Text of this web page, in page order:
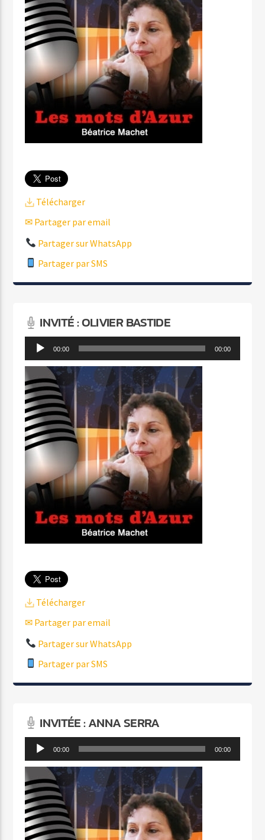
Télécharger
✉ Partager par email
Partager sur WhatsApp
Partager par SMS
INVITÉ : OLIVIER BASTIDE
Lecteur 00:00 00:00
Télécharger
✉ Partager par email
Partager sur WhatsApp
Partager par SMS
INVITÉE : ANNA SERRA
Lecteur 00:00 00:00